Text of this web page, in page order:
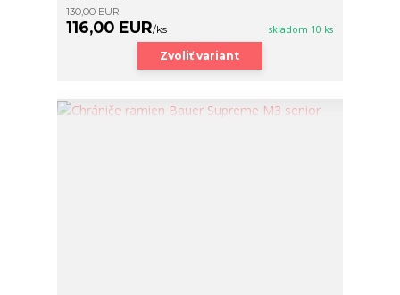
130,00 EUR
116,00 EUR/ks skladom 10 ks
Zvoliť variant